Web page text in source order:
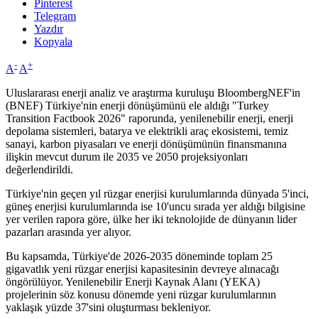
Pinterest
Telegram
Yazdır
Kopyala
A- A+
Uluslararası enerji analiz ve araştırma kuruluşu BloombergNEF'in
(BNEF) Türkiye'nin enerji dönüşümünü ele aldığı "Turkey
Transition Factbook 2026" raporunda, yenilenebilir enerji, enerji
depolama sistemleri, batarya ve elektrikli araç ekosistemi, temiz
sanayi, karbon piyasaları ve enerji dönüşümünün finansmanına
ilişkin mevcut durum ile 2035 ve 2050 projeksiyonları
değerlendirildi.
Türkiye'nin geçen yıl rüzgar enerjisi kurulumlarında dünyada 5'inci,
güneş enerjisi kurulumlarında ise 10'uncu sırada yer aldığı bilgisine
yer verilen rapora göre, ülke her iki teknolojide de dünyanın lider
pazarları arasında yer alıyor.
Bu kapsamda, Türkiye'de 2026-2035 döneminde toplam 25
gigavatlık yeni rüzgar enerjisi kapasitesinin devreye alınacağı
öngörülüyor. Yenilenebilir Enerji Kaynak Alanı (YEKA)
projelerinin söz konusu dönemde yeni rüzgar kurulumlarının
yaklaşık yüzde 37'sini oluşturması bekleniyor.